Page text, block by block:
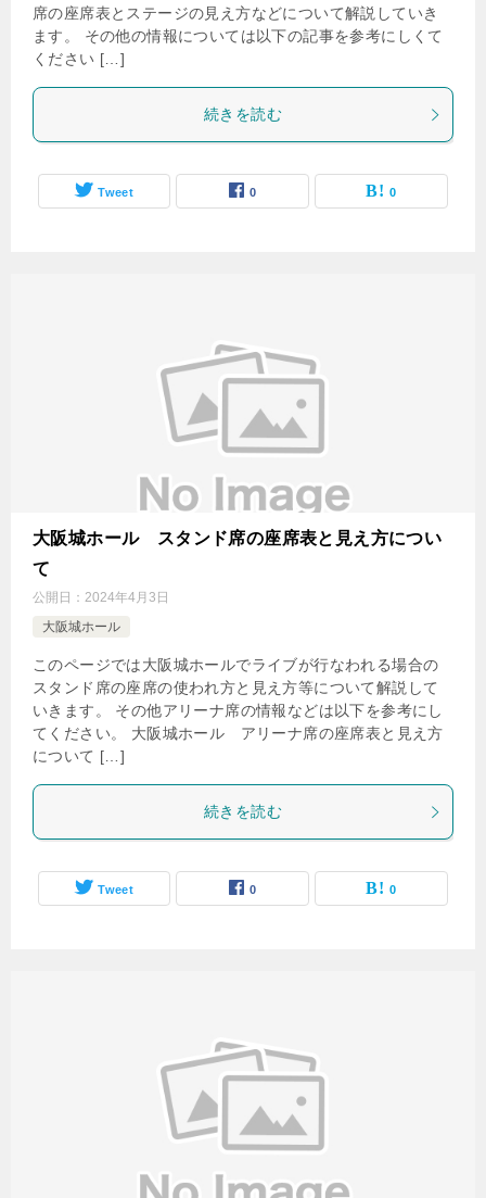
席の座席表とステージの見え方などについて解説していき
ます。 その他の情報については以下の記事を参考にしくて
ください […]
続きを読む
Tweet 0 0
大阪城ホール スタンド席の座席表と見え方につい
て
公開日： 2024年4月3日
大阪城ホール
このページでは大阪城ホールでライブが行なわれる場合の
スタンド席の座席の使われ方と見え方等について解説して
いきます。 その他アリーナ席の情報などは以下を参考にし
てください。 大阪城ホール アリーナ席の座席表と見え方
について […]
続きを読む
Tweet 0 0